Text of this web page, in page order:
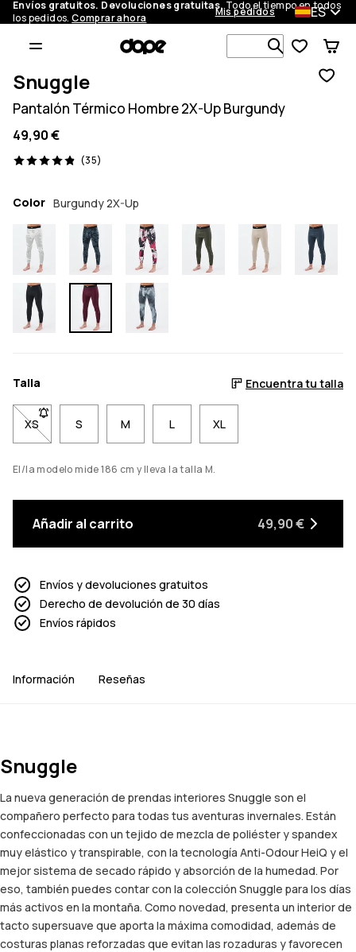
Envíos gratuitos. Devoluciones gratuitas.Todo el tiempo en todos
los pedidos.Comprar ahora Mis pedidos ES
Busca en
Snuggle
Pantalón Térmico Hombre 2X-Up Burgundy
49,90 €
(35)
35 opiniones, 4.9/5
Color Burgundy 2X-Up
Talla Encuentra tu talla
XS- Talla XS no disponible. Haz clic para ser notificado cuando
S M L XL
El/la modelo mide 186 cm y lleva la talla M.
Añadir al carrito 49,90 €
Envíos y devoluciones gratuitos
Derecho de devolución de 30 días
Envíos rápidos
Información Reseñas
Snuggle
La nueva generación de prendas interiores Snuggle son el
compañero perfecto para todas tus aventuras invernales. Están
confeccionadas con un tejido de mezcla de poliéster y spandex
muy elástico y transpirable, con la tecnología Anti-Odour HeiQ y el
mejor sistema de secado rápido y absorción de la humedad. Por
eso, también puedes contar con la colección Snuggle para los días
más activos en la montaña. Como novedad, presenta un interior de
tacto supersuave que aporta la máxima comodidad, además de
costuras planas reforzadas que evitan las rozaduras y favorecen